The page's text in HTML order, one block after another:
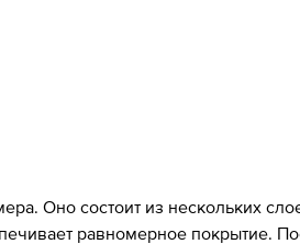
Оно состоит из нескольких
равномерное покрытие.